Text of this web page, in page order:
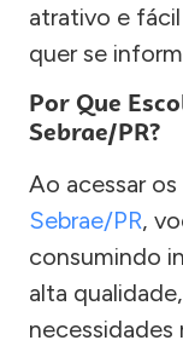
atrativo e
quer se
Por Que
Sebrae/PR?
Ao acessar
Sebrae/PR,
consumindo
alta
necessidades